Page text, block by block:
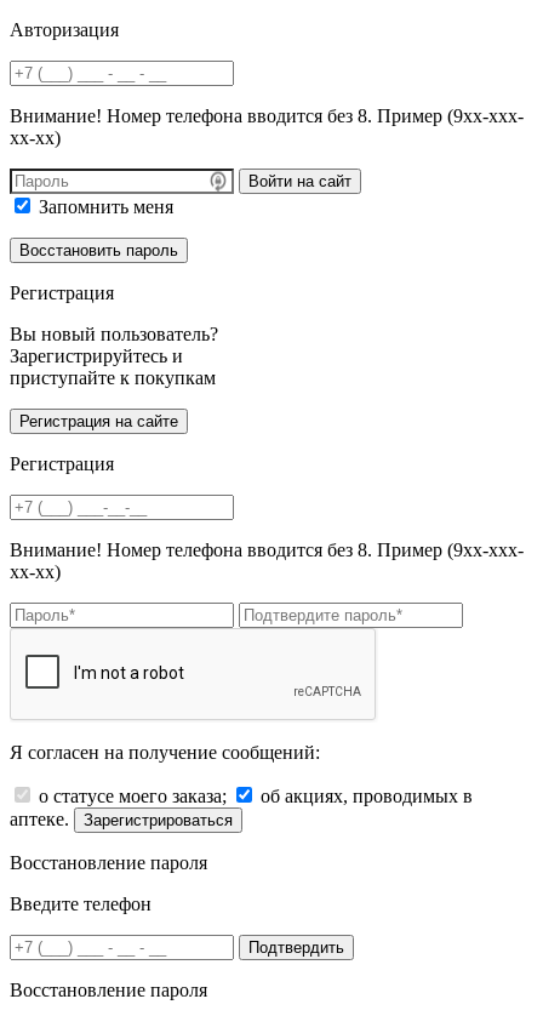
Авторизация
Внимание! Номер телефона вводится без 8. Пример (9хх-ххх-
хх-хх)
Войти на сайт
Запомнить меня
Регистрация
Вы новый пользователь?
Зарегистрируйтесь и
приступайте к покупкам
Регистрация
Внимание! Номер телефона вводится без 8. Пример (9хх-ххх-
хх-хх)
Я согласен на получение сообщений:
о статусе моего заказа;
об акциях, проводимых в
аптеке.
Зарегистрироваться
Восстановление пароля
Введите телефон
Подтвердить
Восстановление пароля